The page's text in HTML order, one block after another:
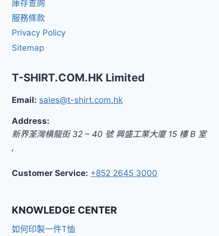
庫存查詢
服務條款
Privacy Policy
Sitemap
T-SHIRT.COM.HK Limited
Email: sales@t-shirt.com.hk
Address:
新界荃灣橫龍街 32 – 40 號 興盛工業大廈 15 樓 B 室
,
Customer Service: +852 2645 3000
KNOWLEDGE CENTER
如何印製一件T恤